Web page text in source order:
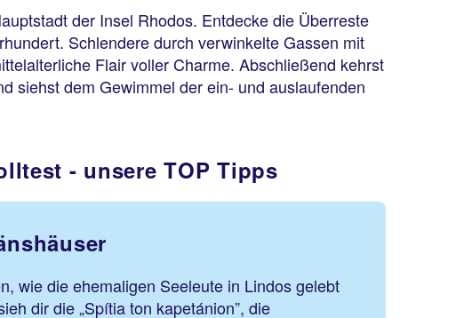
der Insel Rhodos. Entdecke die Überreste
Schlendere durch verwinkelte Gassen mit
Flair voller Charme. Abschließend kehrst
siehst dem Gewimmel der ein- und auslaufenden
- unsere TOP Tipps
wie die ehemaligen Seeleute in Lindos gelebt
dir die „Spítia ton kapetánion”, die